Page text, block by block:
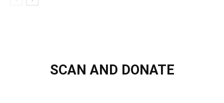
SCAN AND DONATE